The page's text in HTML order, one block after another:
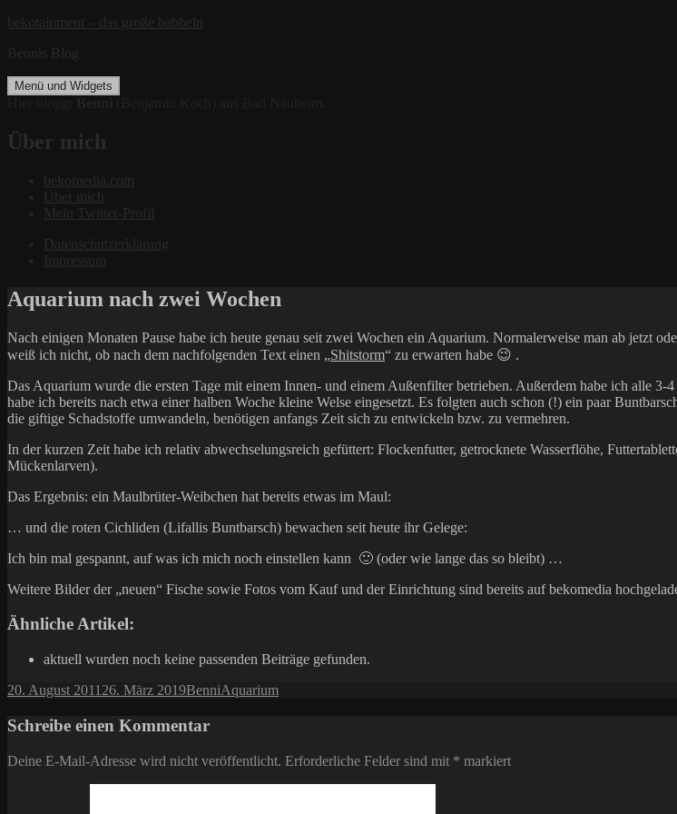
Zum
springen
bekotainment – das große babbeln
Bennis Blog
Menü und Widgets
Über mich
bekomedia.com
Über mich
Mein Twitter-Profil
Datenschutzerklärung
Impressum
Aquarium nach zwei Wochen
Nach einigen Monaten Pause habe ich heute genau seit zwei Wochen ein Aquarium. Normalerweise man ab jetzt
weiß ich nicht, ob nach dem nachfolgenden Text einen „Shitstorm“ zu erwarten habe 😉 .
Das Aquarium wurde die ersten Tage mit einem Innen- und einem Außenfilter betrieben. Außerdem habe ich alle 3-
habe ich bereits nach etwa einer halben Woche kleine Welse eingesetzt. Es folgten auch schon (!) ein paar
die giftige Schadstoffe umwandeln, benötigen anfangs Zeit sich zu entwickeln bzw. zu vermehren.
In der kurzen Zeit habe ich relativ abwechselungsreich gefüttert: Flockenfutter, getrocknete Wasserflöhe,
Mückenlarven).
Das Ergebnis: ein Maulbrüter-Weibchen hat bereits etwas im Maul:
… und die roten Cichliden (Lifallis Buntbarsch) bewachen seit heute ihr Gelege:
Ich bin mal gespannt, auf was ich mich noch einstellen kann 🙂 (oder wie lange das so bleibt) …
Weitere Bilder der „neuen“ Fische sowie Fotos vom Kauf und der Einrichtung sind bereits auf bekomedia
Ähnliche Artikel:
aktuell wurden noch keine passenden Beiträge gefunden.
Veröffentlicht
20. August 2011 26. März 2019Autor
BenniKategorien
Aquarium
Schreibe einen Kommentar
Deine E-Mail-Adresse wird nicht veröffentlicht. Erforderliche Felder sind mit * markiert